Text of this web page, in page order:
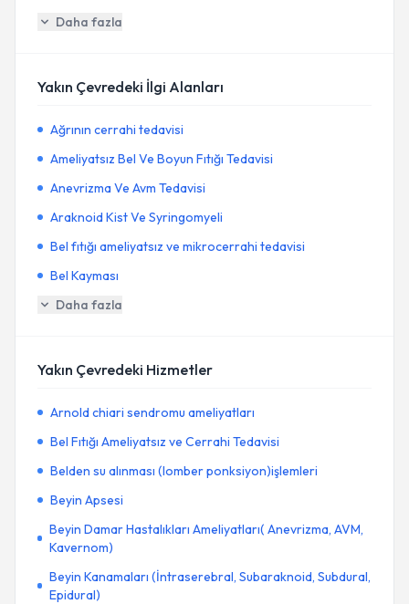
Daha fazla
Yakın Çevredeki İlgi Alanları
Ağrının cerrahi tedavisi
Ameliyatsız Bel Ve Boyun Fıtığı Tedavisi
Anevrizma Ve Avm Tedavisi
Araknoid Kist Ve Syringomyeli
Bel fıtığı ameliyatsız ve mikrocerrahi tedavisi
Bel Kayması
Daha fazla
Yakın Çevredeki Hizmetler
Arnold chiari sendromu ameliyatları
Bel Fıtığı Ameliyatsız ve Cerrahi Tedavisi
Belden su alınması (lomber ponksiyon)işlemleri
Beyin Apsesi
Beyin Damar Hastalıkları Ameliyatları( Anevrizma, AVM,
Kavernom)
Beyin Kanamaları (İntraserebral, Subaraknoid, Subdural,
Epidural)